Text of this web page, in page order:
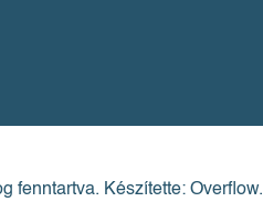
fenntartva. Készítette: Overflow.